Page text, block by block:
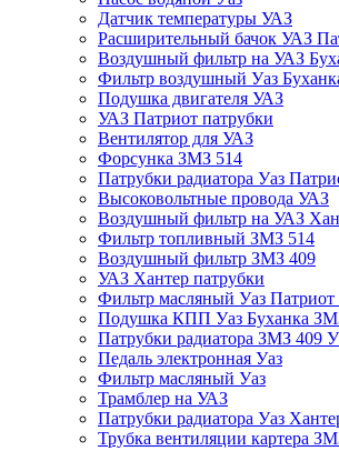
Датчик температуры УАЗ
Расширительный бачок УАЗ
Воздушный фильтр на УАЗ
Фильтр воздушный Уаз
Подушка двигателя УАЗ
УАЗ Патриот патрубки
Вентилятор для УАЗ
Форсунка ЗМЗ 514
Патрубки радиатора Уаз
Высоковольтные провода УАЗ
Воздушный фильтр на УАЗ
Фильтр топливный ЗМЗ 514
Воздушный фильтр ЗМЗ 409
УАЗ Хантер патрубки
Фильтр масляный Уаз
Подушка КПП Уаз Буханка
Патрубки радиатора ЗМЗ 409
Педаль электронная Уаз
Фильтр масляный Уаз
Трамблер на УАЗ
Патрубки радиатора Уаз
Трубка вентиляции картера